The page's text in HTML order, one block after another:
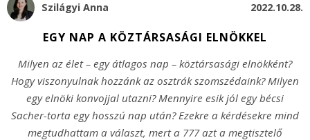
Szilágyi Anna 2022.10.28.
EGY NAP A KÖZTÁRSASÁGI ELNÖKKEL
Milyen az élet – egy átlagos nap – köztársasági elnökként?
Hogy viszonyulnak hozzánk az osztrák szomszédaink? Milyen
egy elnöki konvojjal utazni? Mennyire esik jól egy bécsi
Sacher-torta egy hosszú nap után? Ezekre a kérdésekre mind
megtudhattam a választ, mert a 777 azt a megtisztelő